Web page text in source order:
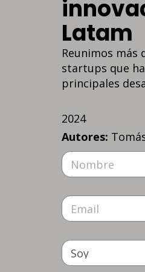
Latam
Reunimos más
startups que
principales
2024
Autores:
N
o
m
r
e
E
m
a
l
*
S
o